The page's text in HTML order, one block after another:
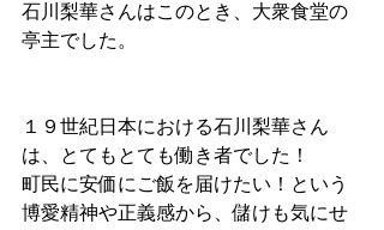
石川梨華さんはこのとき、大衆食堂の
亭主でした。
１９世紀日本における石川梨華さん
は、とてもとても働き者でした！
町民に安価にご飯を届けたい！という
博愛精神や正義感から、儲けも気にせ